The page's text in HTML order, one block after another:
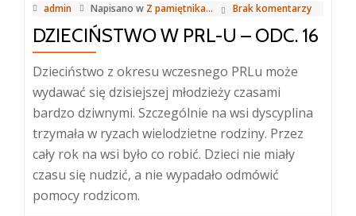
admin Napisano w Z pamiętnika... Brak komentarzy
DZIECIŃSTWO W PRL-U – ODC. 16
Dzieciństwo z okresu wczesnego PRLu może
wydawać się dzisiejszej młodzieży czasami
bardzo dziwnymi. Szczególnie na wsi dyscyplina
trzymała w ryzach wielodzietne rodziny. Przez
cały rok na wsi było co robić. Dzieci nie miały
czasu się nudzić, a nie wypadało odmówić
pomocy rodzicom.